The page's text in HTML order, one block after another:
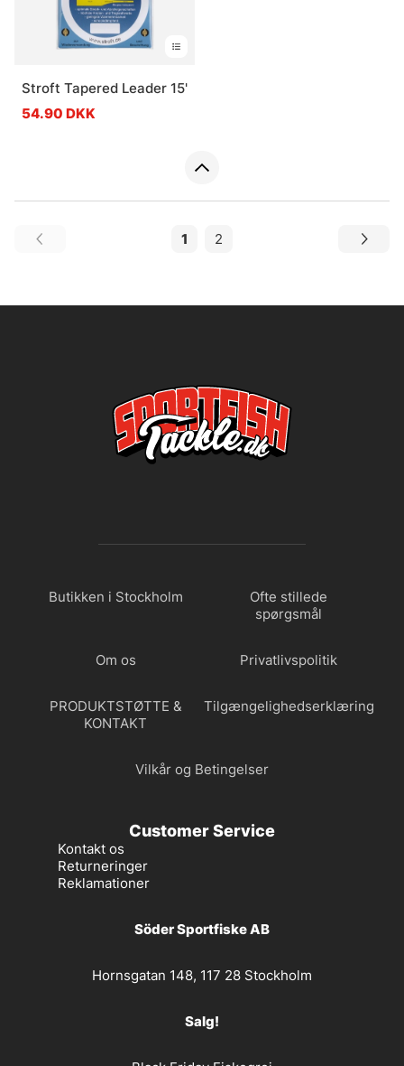
Stroft Tapered Leader 15'
54.90 DKK
1 2
Butikken i Stockholm
Ofte stillede
spørgsmål
Om os Privatlivspolitik
PRODUKTSTØTTE &
KONTAKT
Tilgængelighedserklæring
Vilkår og Betingelser
Customer Service
Kontakt os
Returneringer
Reklamationer
Söder Sportfiske AB
Hornsgatan 148, 117 28 Stockholm
Salg!